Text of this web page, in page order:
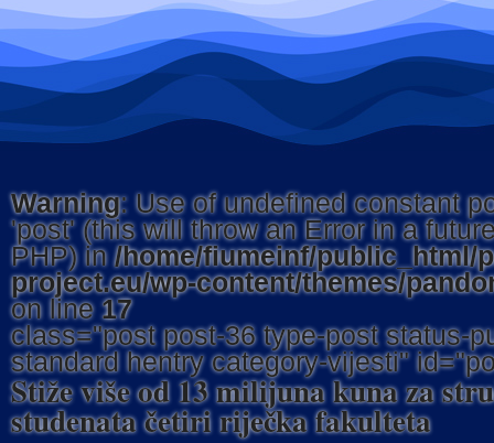
Warning: Use of undefined constant
'post' (this will throw an Error in a
PHP) in/home/fiumeinf/public_html/
project.eu/wp-content/themes/
on line 17
class="post post-36 type-post status-
standard hentry category-vijesti"
Stiže više od 13 milijuna kuna za
studenata četiri riječka fakulteta